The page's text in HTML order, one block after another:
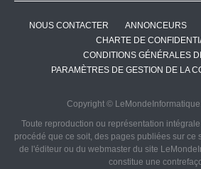
NOUS CONTACTER ANNONCEURS
CHARTE DE
CONDITIONS GÉNÉRALES
PARAMÈTRES DE GESTION DE LA
Copyright ©
Toute reproduction ou représentation
procédé que ce soit, des pages publiées sur ce
de l'éditeur ou du webmaster du site
constitue une